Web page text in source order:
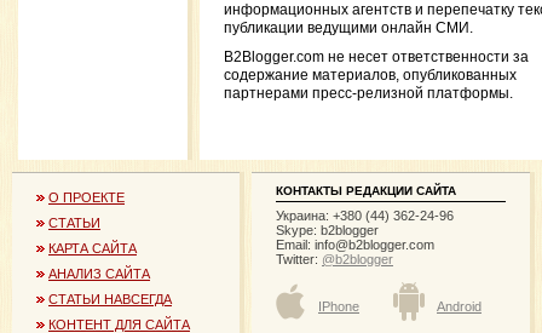
информационных агентств и перепечатку
публикации ведущими онлайн СМИ.
B2Blogger.com не несет ответственности за
содержание материалов, опубликованных
партнерами пресс-релизной платформы.
О ПРОЕКТЕ
СТАТЬИ
КАРТА САЙТА
АНАЛИЗ САЙТА
СТАТЬИ НАВСЕГДА
КОНТЕНТ ДЛЯ САЙТА
КОНТАКТЫ РЕДАКЦИИ САЙТА
Украина: +380 (44) 362-24-96
Skype: b2blogger
Email: info@b2blogger.com
Twitter: @b2blogger
IPhone Android